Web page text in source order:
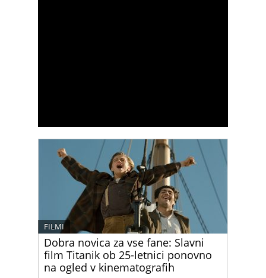
Dobra novica za vse fane: Slavni
film Titanik ob 25-letnici ponovno
na ogled v kinematografih
FILMI